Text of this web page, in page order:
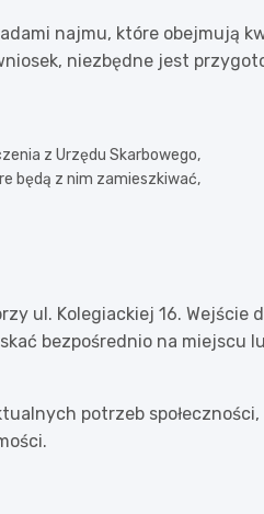
najmu, które obejmują
niezbędne jest
z Urzędu Skarbowego,
będą z nim zamieszkiwać,
ul. Kolegiackiej 16. Wejście
bezpośrednio na miejscu
potrzeb